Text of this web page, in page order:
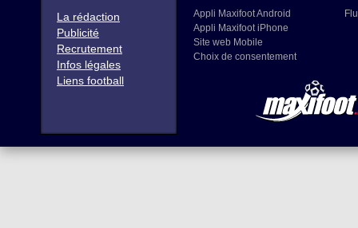
La rédaction
Publicité
Recrutement
Infos légales
Liens football
Appli Maxifoot Android
Appli Maxifoot iPhone
Site web Mobile
Choix de consentement